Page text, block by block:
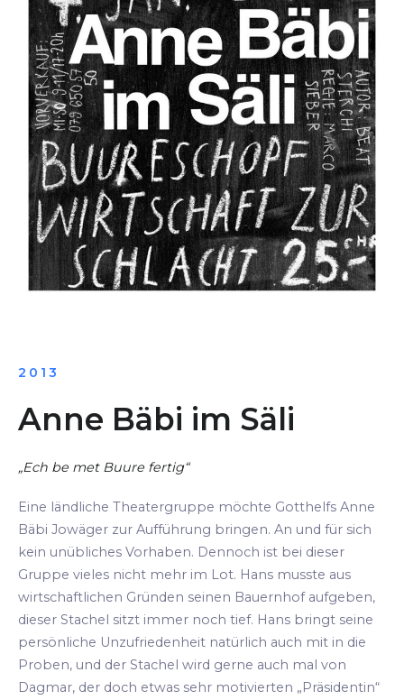
2013
Anne Bäbi im Säli
„Ech be met Buure fertig“
Eine ländliche Theatergruppe möchte Gotthelfs Anne
Bäbi Jowäger zur Aufführung bringen. An und für sich
kein unübliches Vorhaben. Dennoch ist bei dieser
Gruppe vieles nicht mehr im Lot. Hans musste aus
wirtschaftlichen Gründen seinen Bauernhof aufgeben,
dieser Stachel sitzt immer noch tief. Hans bringt seine
persönliche Unzufriedenheit natürlich auch mit in die
Proben, und der Stachel wird gerne auch mal von
Dagmar, der doch etwas sehr motivierten „Präsidentin“